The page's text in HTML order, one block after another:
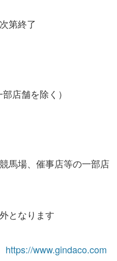
第終了
店舗を除く）
馬場、催事店等の一部店
となります
https://www.gindaco.com